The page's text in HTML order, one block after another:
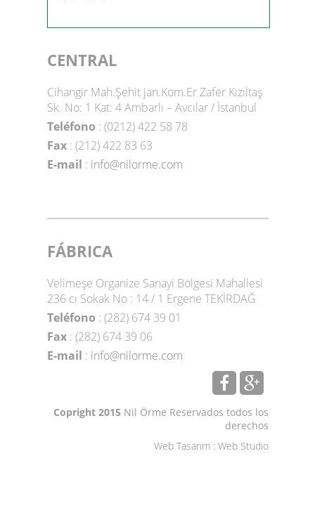
CENTRAL
Cihangir Mah.Şehit jan.Kom.Er Zafer Kızıltaş
Sk. No: 1 Kat: 4 Ambarlı – Avcılar / İstanbul
Teléfono : (0212) 422 58 78
Fax: (212) 422 83 63
E-mail : info@nilorme.com
FÁBRICA
Velimeşe Organize Sanayi Bölgesi Mahallesi
236 cı Sokak No : 14 / 1 Ergene TEKİRDAĞ
Teléfono : (282) 674 39 01
Fax: (282) 674 39 06
E-mail : info@nilorme.com
Copright 2015Nil Örme Reservados todos los
derechos
Web Tasarım: Web Studio